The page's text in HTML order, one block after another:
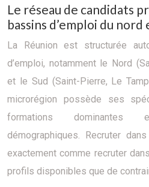
Le réseau de candidats
bassins d’emploi du nord
La Réunion est structurée
d’emploi, notamment le Nord
et le Sud (Saint-Pierre, Le
microrégion possède ses
formations
démographiques. Recruter
exactement comme recruter
profils disponibles que de